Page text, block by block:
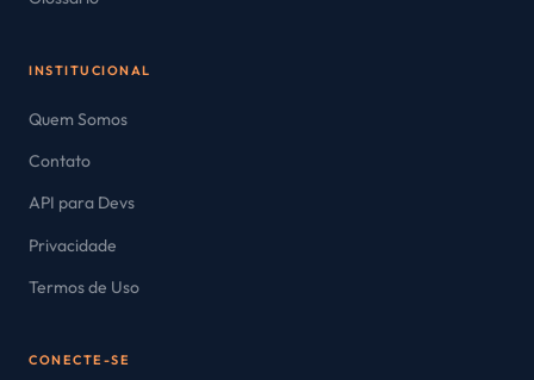
INSTITUCIONAL
Quem Somos
Contato
API para Devs
Privacidade
Termos de Uso
CONECTE-SE